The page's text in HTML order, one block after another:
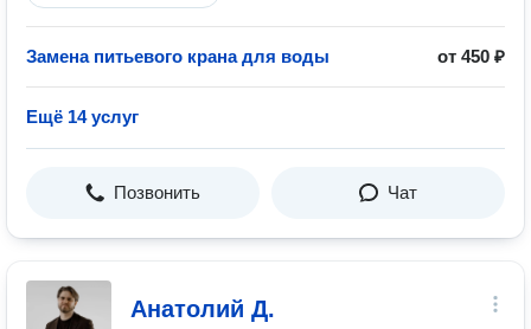
Замена питьевого крана для воды от 450 ₽
Ещё 14 услуг
Позвонить Чат
Анатолий Д.